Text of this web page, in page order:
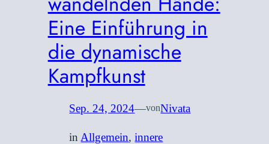
Eine Einführung in
die dynamische
Kampfkunst
Sep. 24, 2024—vonNivata
in Allgemein, innere